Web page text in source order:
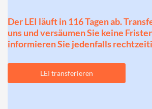
Der LEI läuft in 116 Tagen ab.
uns und versäumen Sie keine
informieren Sie jedenfalls
LEI transferieren